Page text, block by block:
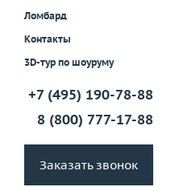
Ломбард
Контакты
3D-тур по шоуруму
+7 (495) 190-78-88
8 (800) 777-17-88
Заказать звонок